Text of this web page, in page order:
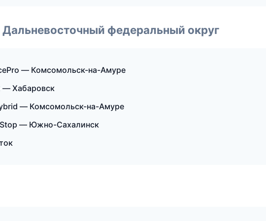
Дальневосточный федеральный округ
— Комсомольск-на-Амуре
— Хабаровск
— Комсомольск-на-Амуре
— Южно-Сахалинск